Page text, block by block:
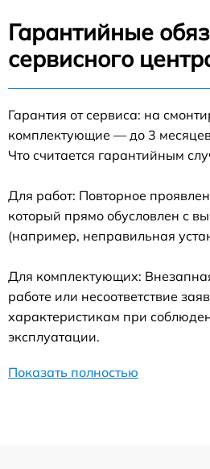
Гарантийные
сервисного
Гарантия от сервиса: на
комплектующие — до 3
Что считается гарантийным
Для работ: Повторное
который прямо обусловлен с
(например, неправильная
Для комплектующих:
работе или несоответствие
характеристикам при
эксплуатации.
Показать полностью